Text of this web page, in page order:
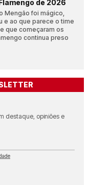
de 2026
Mengão foi mágico,
e ao que parece o time
que começaram os
continua preso
destaque, opiniões e